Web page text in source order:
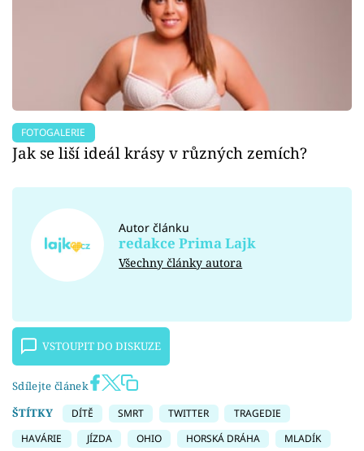
FOTOGALERIE
Jak se liší ideál krásy v různých zemích?
Autor článku
redakce Prima Lajk
Všechny články autora
VSTOUPIT DO DISKUZE
Sdílejte článek
ŠTÍTKY
DÍTĚ SMRT TWITTER
TRAGEDIE
HAVÁRIE
JÍZDA OHIO HORSKÁ DRÁHA MLADÍK